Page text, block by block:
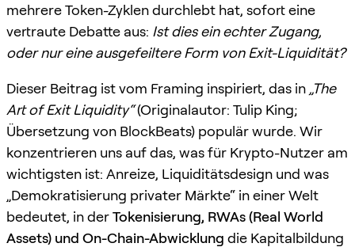
mehrere Token-Zyklen durchlebt hat, sofort eine
vertraute Debatte aus: Ist dies ein echter Zugang,
oder nur eine ausgefeiltere Form von Exit-Liquidität?
Dieser Beitrag ist vom Framing inspiriert, das in „The
Art of Exit Liquidity“(Originalautor: Tulip King;
Übersetzung von BlockBeats) populär wurde. Wir
konzentrieren uns auf das, was für Krypto-Nutzer am
wichtigsten ist: Anreize, Liquiditätsdesign und was
„Demokratisierung privater Märkte“ in einer Welt
bedeutet, in derTokenisierung, RWAs (Real World
Assets) und On-Chain-Abwicklung die Kapitalbildung